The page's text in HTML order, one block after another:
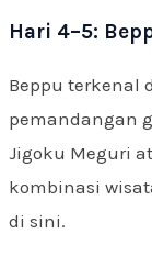
Hari 4–5:
Beppu terkenal
pemandangan
Jigoku Meguri
kombinasi
di sini.